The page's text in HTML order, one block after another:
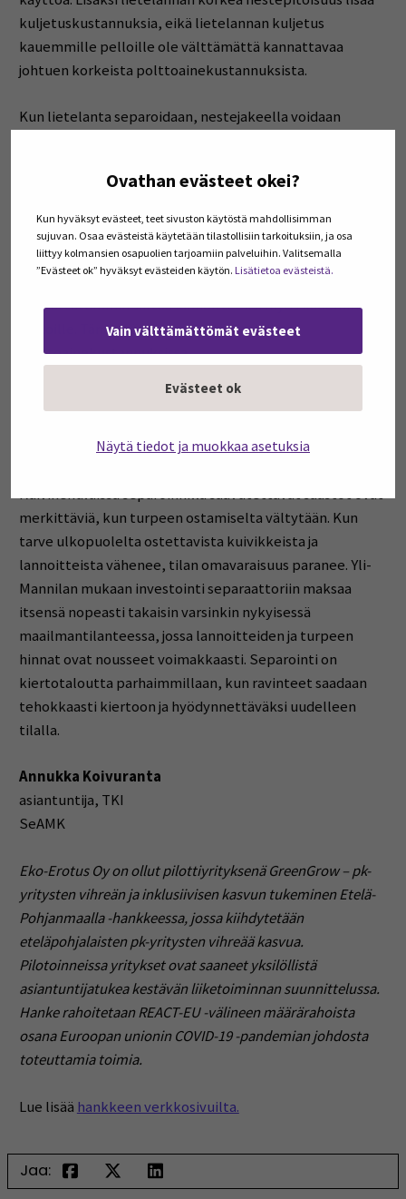
Ovathan evästeet okei?
Kun hyväksyt evästeet, teet sivuston käytöstä mahdollisimman
sujuvan. Osaa evästeistä käytetään tilastollisiin tarkoituksiin, ja osa
liittyy kolmansien osapuolien tarjoamiin palveluihin. Valitsemalla
”Evästeet ok” hyväksyt evästeiden käytön. Lisätietoa evästeistä.
Vain välttämättömät evästeet
Evästeet ok
Näytä tiedot ja muokkaa asetuksia
kuljetuskustannuksia, eikä lietelannan kuljetus
kauemmille pelloille ole välttämättä kannattavaa
johtuen korkeista polttoainekustannuksista.
Kun lietelanta separoidaan, nestejakeella voidaan
nestejakeen levittäminen pelloille on nopeampaa ja
helpompaa kuin separoimattoman lietelannan, eikä sen
levittämiseen tarvita raskasta kalustoa. Sitä voidaan
myös levittää lähemmäksi tuotantorakennuksia kuin
separoimatonta lietelantaa. Kuivajaetta voidaan
kannattavammin siirtää lannoitteeksi myös kauemmille
pelloille. Tämä säästää merkittävästi tilan
polttoainekustannuksissa.
Jos kuivajakeen kuiva-ainepitoisuus saadaan
myös kuivikkeena. Yli-Mannilan mukaan Eko-Erotuksen
Kuivikekuluissa separoinnilla saavutettavat säästöt ovat
merkittäviä, kun turpeen ostamiselta vältytään. Kun
tarve ulkopuolelta ostettavista kuivikkeista ja
lannoitteista vähenee, tilan omavaraisuus paranee. Yli-
Mannilan mukaan investointi separaattoriin maksaa
itsensä nopeasti takaisin varsinkin nykyisessä
maailmantilanteessa, jossa lannoitteiden ja turpeen
hinnat ovat nousseet voimakkaasti. Separointi on
kiertotaloutta parhaimmillaan, kun ravinteet saadaan
tehokkaasti kiertoon ja hyödynnettäväksi uudelleen
tilalla.
Annukka Koivuranta
asiantuntija, TKI
SeAMK
Eko-Erotus Oy on ollut pilottiyrityksenä GreenGrow – pk-
yritysten vihreän ja inklusiivisen kasvun tukeminen Etelä-
Pohjanmaalla -hankkeessa, jossa kiihdytetään
eteläpohjalaisten pk-yritysten vihreää kasvua.
Pilotoinneissa yritykset ovat saaneet yksilöllistä
asiantuntijatukea kestävän liiketoiminnan suunnittelussa.
Hanke rahoitetaan REACT-EU -välineen määrärahoista
osana Euroopan unionin COVID-19 -pandemian johdosta
toteuttamia toimia.
Lue lisää hankkeen verkkosivuilta.
Jaa: